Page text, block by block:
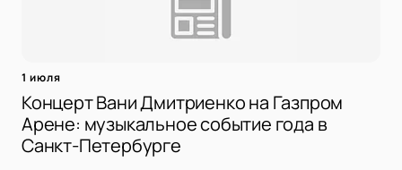
1 июля
Концерт Вани Дмитриенко на Газпром
Арене: музыкальное событие года в
Санкт-Петербурге